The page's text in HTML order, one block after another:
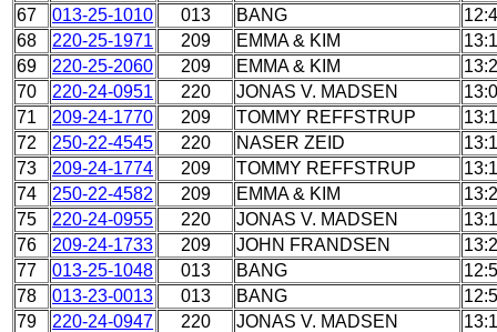
67
013-25-1010 013 BANG
68
220-25-1971 209 EMMA & KIM
69
220-25-2060 209 EMMA & KIM
70
220-24-0951 220 JONAS V. MADSEN
71
209-24-1770 209 TOMMY REFFSTRUP
72
250-22-4545 220 NASER ZEID
73
209-24-1774 209 TOMMY REFFSTRUP
74
250-22-4582 209 EMMA & KIM
75
220-24-0955 220 JONAS V. MADSEN
76
209-24-1733 209 JOHN FRANDSEN
77
013-25-1048 013 BANG
78
013-23-0013 013 BANG
79
220-24-0947 220 JONAS V. MADSEN